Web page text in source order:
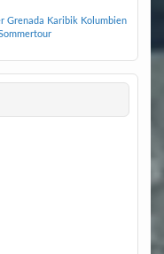
Grenada Karibik Kolumbien